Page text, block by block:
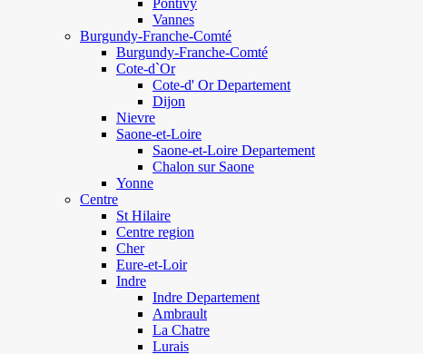
Pontivy
Vannes
Burgundy-Franche-Comté
Burgundy-Franche-Comté
Cote-d`Or
Cote-d' Or Departement
Dijon
Nievre
Saone-et-Loire
Saone-et-Loire Departement
Chalon sur Saone
Yonne
Centre
St Hilaire
Centre region
Cher
Eure-et-Loir
Indre
Indre Departement
Ambrault
La Chatre
Lurais